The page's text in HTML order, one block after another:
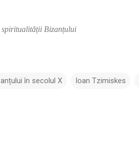
spiritualității Bizanțului
în secolul X Ioan Tzimiskes